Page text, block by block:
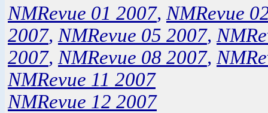
NMRevue 01 2007, NMRevue
2007, NMRevue 05 2007,
2007, NMRevue 08 2007,
NMRevue 11 2007
NMRevue 12 2007